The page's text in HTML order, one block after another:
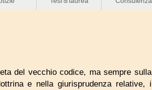
del vecchio codice, ma sempre sulla
e nella giurisprudenza relative, i